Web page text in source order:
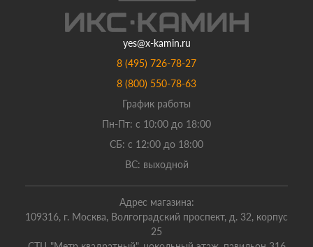
yes@x-kamin.ru
8 (495) 726-78-27
8 (800) 550-78-63
График работы
Пн-Пт: с 10:00 до 18:00
СБ: с 12:00 до 18:00
ВС: выходной
Адрес магазина:
109316, г. Москва, Волгоградский проспект, д. 32, корпус
25